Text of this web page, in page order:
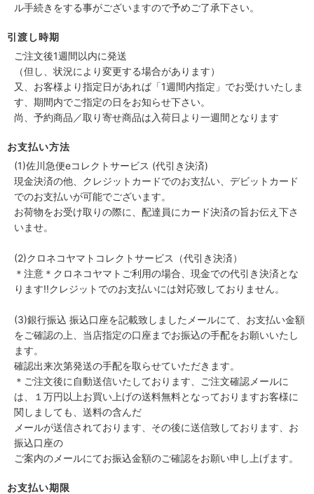
ル手続きをする事がございますので予めご了承下さい。
引渡し時期
ご注文後1週間以内に発送
（但し、状況により変更する場合があります）
又、お客様より指定日があれば「1週間内指定」でお受けいたしま
す、期間内でご指定の日をお知らせ下さい。
尚、予約商品／取り寄せ商品は入荷日より一週間となります
お支払い方法
(1)佐川急便eコレクトサービス (代引き決済)
現金決済の他、クレジットカードでのお支払い、デビットカード
でのお支払いが可能でございます。
お荷物をお受け取りの際に、配達員にカード決済の旨お伝え下さ
いませ。
(2)クロネコヤマトコレクトサービス（代引き決済）
＊注意＊クロネコヤマトご利用の場合、現金での代引き決済とな
ります!!クレジットでのお支払いには対応致しておりません。
(3)銀行振込 振込口座を記載致しましたメールにて、お支払い金額
をご確認の上、当店指定の口座までお振込の手配をお願いいたし
ます。
確認出来次第発送の手配を取らせていただきます。
＊ご注文後に自動送信いたしております、ご注文確認メールに
は、１万円以上お買い上げの送料無料となっておりますお客様に
関しましても、送料の含んだ
メールが送信されております、その後に送信致しております、お
振込口座の
ご案内のメールにてお振込金額のご確認をお願い申し上げます。
お支払い期限